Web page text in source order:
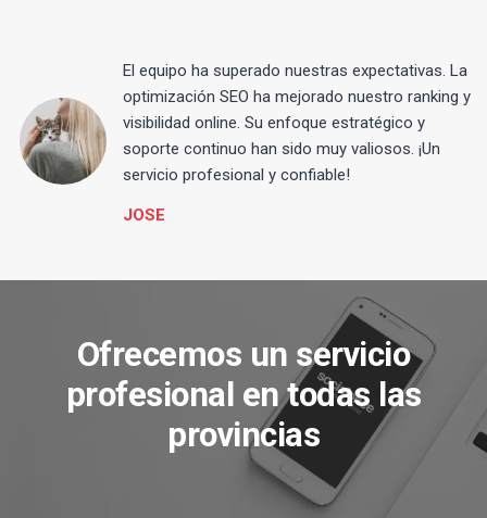
El equipo ha superado nuestras expectativas. La
optimización SEO ha mejorado nuestro ranking y
visibilidad online. Su enfoque estratégico y
soporte continuo han sido muy valiosos. ¡Un
servicio profesional y confiable!
JOSE
Ofrecemos un servicio
profesional en todas las
provincias